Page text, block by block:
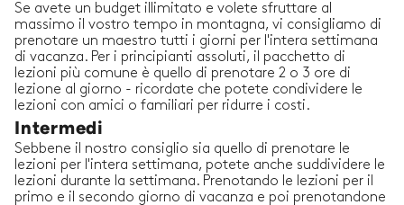
Se avete un budget illimitato e volete sfruttare al
massimo il vostro tempo in montagna, vi consigliamo di
prenotare un maestro tutti i giorni per l'intera settimana
di vacanza. Per i principianti assoluti, il pacchetto di
lezioni più comune è quello di prenotare 2 o 3 ore di
lezione al giorno - ricordate che potete condividere le
lezioni con amici o familiari per ridurre i costi.
Intermedi
Sebbene il nostro consiglio sia quello di prenotare le
lezioni per l'intera settimana, potete anche suddividere le
lezioni durante la settimana. Prenotando le lezioni per il
primo e il secondo giorno di vacanza e poi prenotandone